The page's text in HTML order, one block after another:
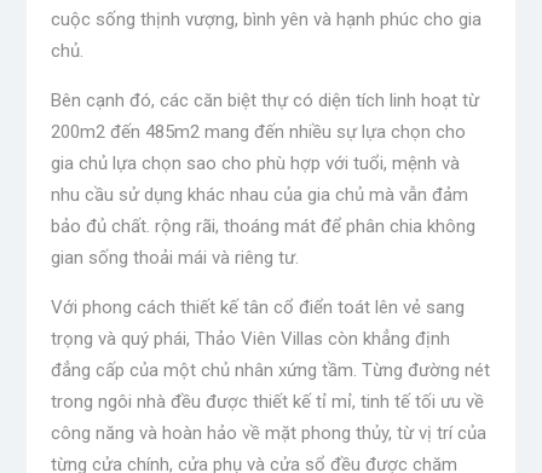
cuộc sống thịnh vượng, bình yên và hạnh phúc cho gia
chủ.
Bên cạnh đó, các căn biệt thự có diện tích linh hoạt từ
200m2 đến 485m2 mang đến nhiều sự lựa chọn cho
gia chủ lựa chọn sao cho phù hợp với tuổi, mệnh và
nhu cầu sử dụng khác nhau của gia chủ mà vẫn đảm
bảo đủ chất. rộng rãi, thoáng mát để phân chia không
gian sống thoải mái và riêng tư.
Với phong cách thiết kế tân cổ điển toát lên vẻ sang
trọng và quý phái, Thảo Viên Villas còn khẳng định
đẳng cấp của một chủ nhân xứng tầm. Từng đường nét
trong ngôi nhà đều được thiết kế tỉ mỉ, tinh tế tối ưu về
công năng và hoàn hảo về mặt phong thủy, từ vị trí của
từng cửa chính, cửa phụ và cửa sổ đều được chăm